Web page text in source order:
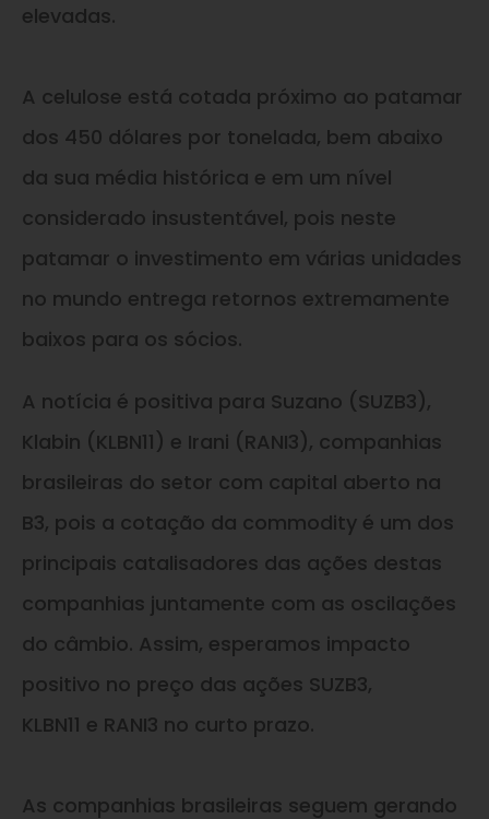
elevadas.
A celulose está cotada próximo ao patamar
dos 450 dólares por tonelada, bem abaixo
da sua média histórica e em um nível
considerado insustentável, pois neste
patamar o investimento em várias unidades
no mundo entrega retornos extremamente
baixos para os sócios.
A notícia é positiva para Suzano (SUZB3),
Klabin (KLBN11) e Irani (RANI3), companhias
brasileiras do setor com capital aberto na
B3, pois a cotação da commodity é um dos
principais catalisadores das ações destas
companhias juntamente com as oscilações
do câmbio. Assim, esperamos impacto
positivo no preço das ações SUZB3,
KLBN11 e RANI3 no curto prazo.
As companhias brasileiras seguem gerando